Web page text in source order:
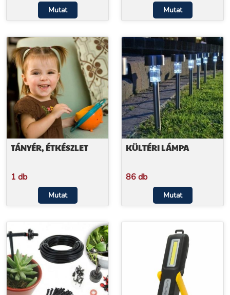
Mutat Mutat
TÁNYÉR, ÉTKÉSZLET
1 db
Mutat
KÜLTÉRI LÁMPA
86 db
Mutat